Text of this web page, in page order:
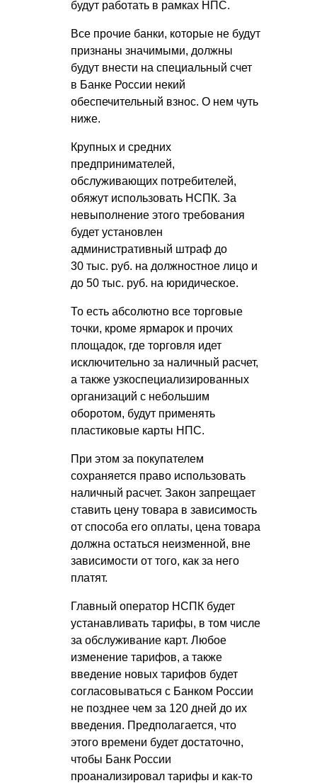
будут работать в рамках НПС.
Все прочие банки, которые не будут
признаны значимыми, должны
будут внести на специальный счет
в Банке России некий
обеспечительный взнос. О нем чуть
ниже.
Крупных и средних
предпринимателей,
обслуживающих потребителей,
обяжут использовать НСПК. За
невыполнение этого требования
будет установлен
административный штраф до
30 тыс. руб. на должностное лицо и
до 50 тыс. руб. на юридическое.
То есть абсолютно все торговые
точки, кроме ярмарок и прочих
площадок, где торговля идет
исключительно за наличный расчет,
а также узкоспециализированных
организаций с небольшим
оборотом, будут применять
пластиковые карты НПС.
При этом за покупателем
сохраняется право использовать
наличный расчет. Закон запрещает
ставить цену товара в зависимость
от способа его оплаты, цена товара
должна остаться неизменной, вне
зависимости от того, как за него
платят.
Главный оператор НСПК будет
устанавливать тарифы, в том числе
за обслуживание карт. Любое
изменение тарифов, а также
введение новых тарифов будет
согласовываться с Банком России
не позднее чем за 120 дней до их
введения. Предполагается, что
этого времени будет достаточно,
чтобы Банк России
проанализировал тарифы и как-то